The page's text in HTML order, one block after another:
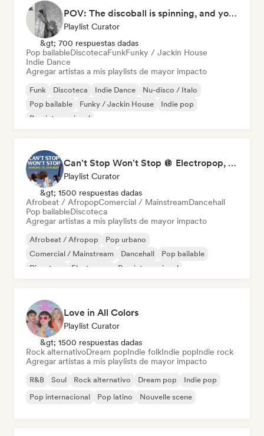
POV: The discoball is spinning, and you’re the star
Playlist Curator
&gt; 700 respuestas dadas
Pop bailableDiscotecaFunkFunky / Jackin House
Indie Dance
Agregar artistas a mis playlists de mayor impacto
Funk Discoteca Indie Dance
Nu-disco / Italo
Pop bailable
Funky / Jackin House
Indie pop
Pop internacional
Can't Stop Won't Stop 🪩 Electropop, Dance-Pop & Nu Disco
Playlist Curator
&gt; 1500 respuestas dadas
Afrobeat / AfropopComercial / MainstreamDancehall
Pop bailableDiscoteca
Agregar artistas a mis playlists de mayor impacto
Afrobeat / Afropop
Pop urbano
Comercial / Mainstream
Dancehall
Pop bailable
Discoteca
Electropop Pop internacional
Love in All Colors
Playlist Curator
&gt; 1500 respuestas dadas
Rock alternativoDream popIndie folkIndie popIndie rock
Agregar artistas a mis playlists de mayor impacto
R&B Soul Rock alternativo Dream pop
Indie pop
Pop internacional
Pop latino Nouvelle scene